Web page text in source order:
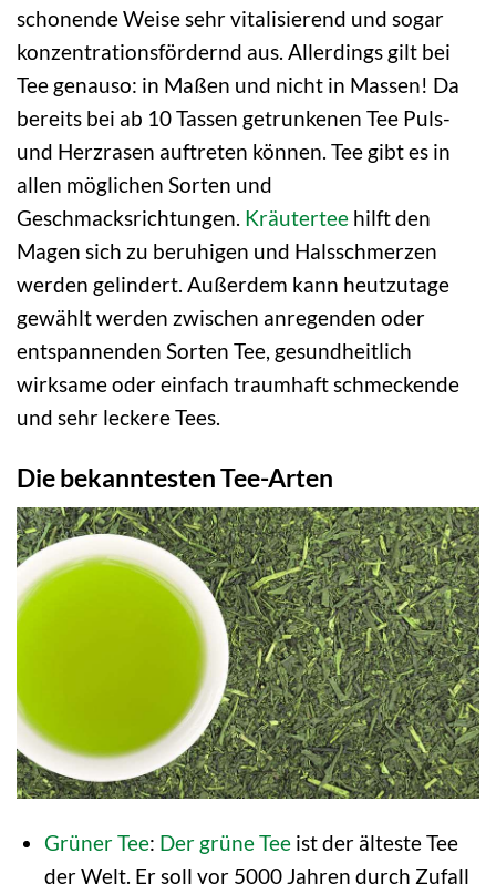
schonende Weise sehr vitalisierend und sogar
konzentrationsfördernd aus. Allerdings gilt bei
Tee genauso: in Maßen und nicht in Massen! Da
bereits bei ab 10 Tassen getrunkenen Tee Puls-
und Herzrasen auftreten können. Tee gibt es in
allen möglichen Sorten und
Geschmacksrichtungen. Kräutertee hilft den
Magen sich zu beruhigen und Halsschmerzen
werden gelindert. Außerdem kann heutzutage
gewählt werden zwischen anregenden oder
entspannenden Sorten Tee, gesundheitlich
wirksame oder einfach traumhaft schmeckende
und sehr leckere Tees.
Die bekanntesten Tee-Arten
Grüner Tee: Der grüne Teeist der älteste Tee
der Welt. Er soll vor 5000 Jahren durch Zufall